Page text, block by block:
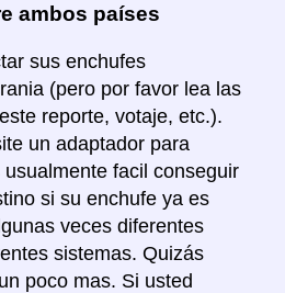
ambos países
sus enchufes
(pero por favor lea las
reporte, votaje, etc.).
un adaptador para
facil conseguir
si su enchufe ya es
veces diferentes
sistemas. Quizás
poco mas. Si usted